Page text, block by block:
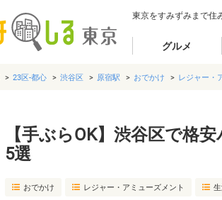
東京をすみずみまで住
グルメ
23区-都心 渋谷区 原宿駅 おでかけ レジャー・
【手ぶらOK】渋谷区で格
5選
おでかけ レジャー・アミューズメント